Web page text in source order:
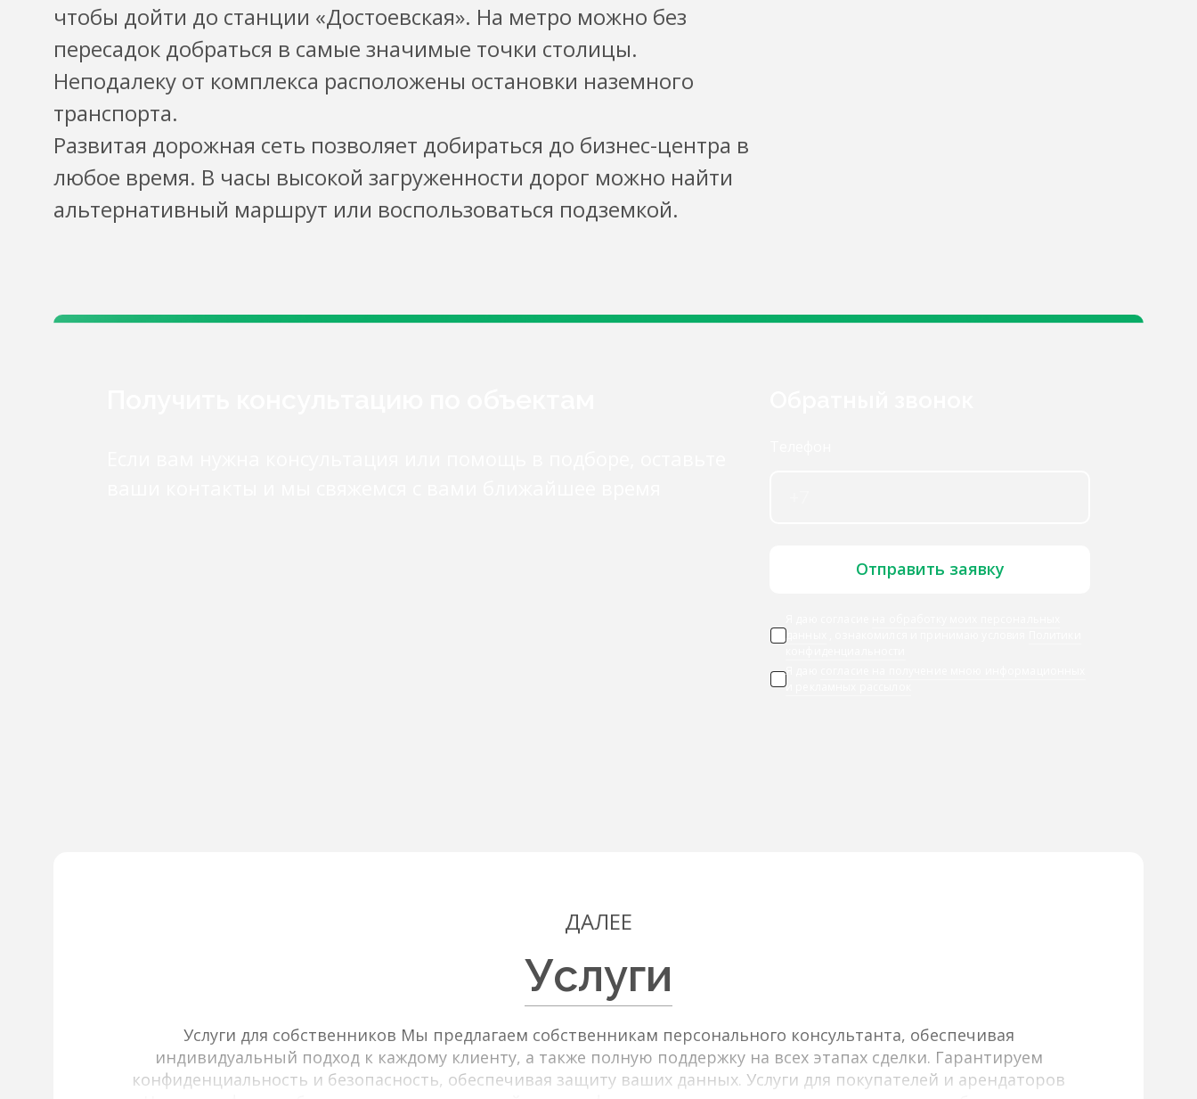
чтобы дойти до станции «Достоевская». На метро можно без
пересадок добраться в самые значимые точки столицы.
Неподалеку от комплекса расположены остановки наземного
транспорта.
Развитая дорожная сеть позволяет добираться до бизнес-центра в
любое время. В часы высокой загруженности дорог можно найти
альтернативный маршрут или воспользоваться подземкой.
Отправить заявку
данных
Я даю
и рекламных рассылок
ДАЛЕЕ
Услуги
Услуги для собственников Мы предлагаем собственникам персонального консультанта, обеспечивая
индивидуальный подход к каждому клиенту, а также полную поддержку на всех этапах сделки. Гарантируем
конфиденциальность и безопасность, обеспечивая защиту ваших данных. Услуги для покупателей и арендаторов